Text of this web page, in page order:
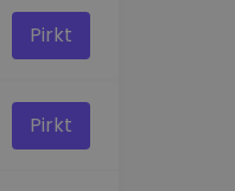
Pirkt
Pirkt